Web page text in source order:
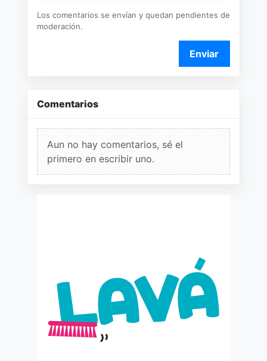
Los comentarios se envían y quedan pendientes de
moderación.
Enviar
Comentarios
Aun no hay comentarios, sé el
primero en escribir uno.